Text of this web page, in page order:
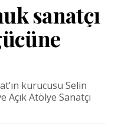
sanatçı
kurucusu Selin
Atölye Sanatçı